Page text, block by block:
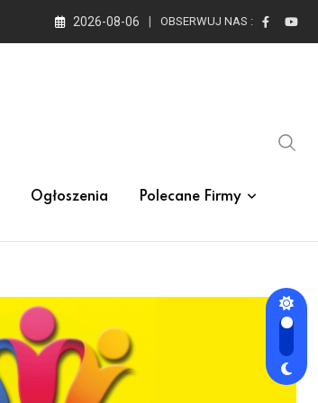
2026-08-06 OBSERWUJ NAS :
Ogłoszenia Polecane Firmy